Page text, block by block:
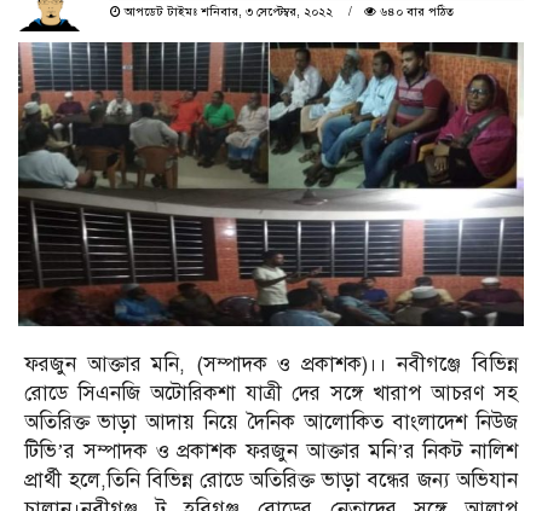
আপডেট টাইমঃ শনিবার, ৩ সেপ্টেম্বর, ২০২২
৬৪০ বার পঠিত
ফরজুন আক্তার মনি, (সম্পাদক ও প্রকাশক)।। নবীগঞ্জে বিভিন্ন
রোডে সিএনজি অটোরিকশা যাত্রী দের সঙ্গে খারাপ আচরণ সহ
অতিরিক্ত ভাড়া আদায় নিয়ে দৈনিক আলোকিত বাংলাদেশ নিউজ
টিভি’র সম্পাদক ও প্রকাশক ফরজুন আক্তার মনি’র নিকট নালিশ
প্রার্থী হলে,তিনি বিভিন্ন রোডে অতিরিক্ত ভাড়া বন্ধের জন্য অভিযান